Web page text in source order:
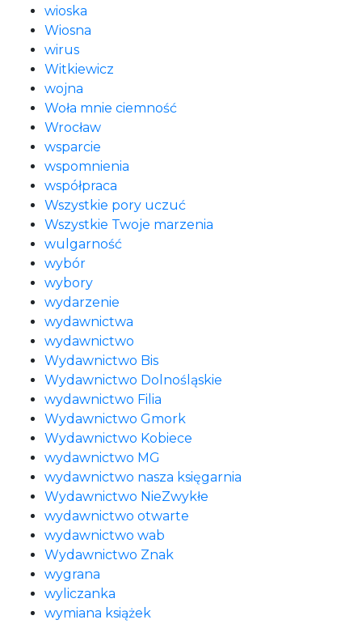
wioska
Wiosna
wirus
Witkiewicz
wojna
Woła mnie ciemność
Wrocław
wsparcie
wspomnienia
współpraca
Wszystkie pory uczuć
Wszystkie Twoje marzenia
wulgarność
wybór
wybory
wydarzenie
wydawnictwa
wydawnictwo
Wydawnictwo Bis
Wydawnictwo Dolnośląskie
wydawnictwo Filia
Wydawnictwo Gmork
Wydawnictwo Kobiece
wydawnictwo MG
wydawnictwo nasza księgarnia
Wydawnictwo NieZwykłe
wydawnictwo otwarte
wydawnictwo wab
Wydawnictwo Znak
wygrana
wyliczanka
wymiana książek